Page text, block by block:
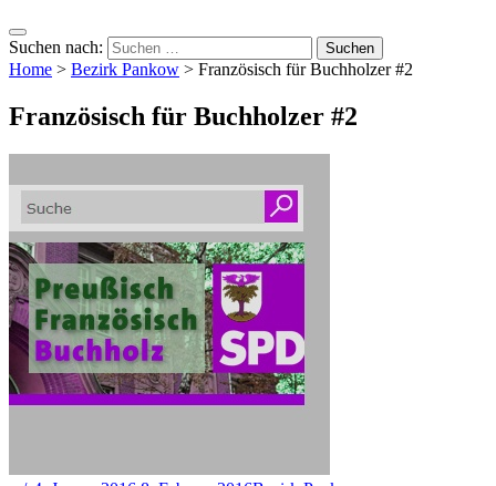
Suchen nach:
Home > Bezirk Pankow > Französisch für Buchholzer #2
Französisch für Buchholzer #2